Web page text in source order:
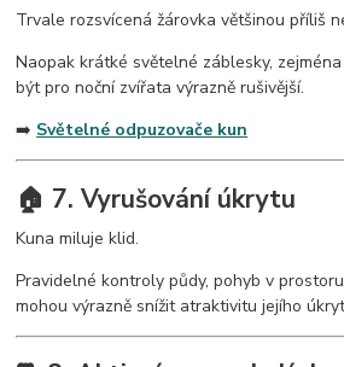
Trvale rozsvícená žárovka většinou příliš
Naopak krátké světelné záblesky,
být pro noční zvířata výrazně rušivější.
➡️ Světelné odpuzovače kun
🏠 7. Vyrušování úkrytu
Kuna miluje klid.
Pravidelné kontroly půdy, pohyb v
mohou výrazně snížit atraktivitu jejího